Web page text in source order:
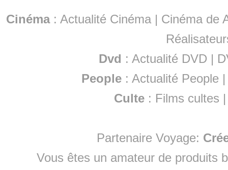
Cinéma: Actualité Cinéma | Cinéma de
Dvd : Actualité DVD |
People :Actualité People
Culte : Films cultes
Partenaire Voyage:
Vous êtes un amateur de produits